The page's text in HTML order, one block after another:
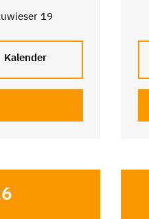
19
Kalender